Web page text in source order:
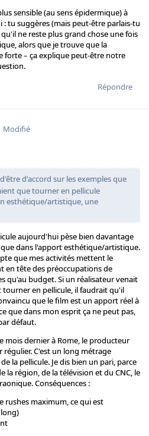
sensible (au sens épidermique) à
tu suggères (mais peut-être parlais-tu
ne reste plus grand chose une fois
alors que je trouve que la
forte – ça explique peut-être notre
Répondre
Modifié
d'accord sur les exemples que
que tourner en pellicule
esthétique/artistique, une
aujourd'hui pèse bien davantage
dans l'apport esthétique/artistique.
que mes activités mettent le
en tête des préoccupations de
qu'au budget. Si un réalisateur venait
en pellicule, il faudrait qu'il
que le film est un apport réel à
que dans mon esprit ça ne peut pas,
défaut.
mois dernier à Rome, le producteur
C'est un long métrage
la pellicule. Je dis bien un pari, parce
la région, de la télévision et du CNC, le
Conséquences :
rushes maximum, ce qui est